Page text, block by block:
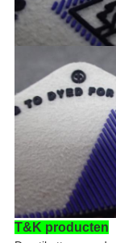
T&K producten